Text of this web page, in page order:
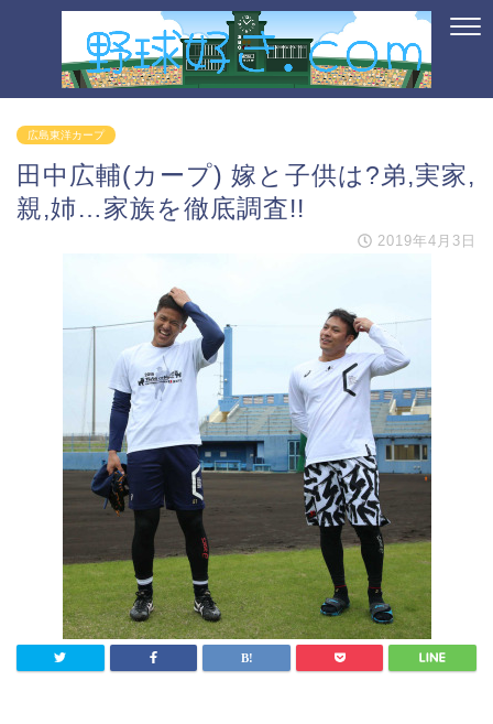
広島東洋カープ
田中広輔(カープ) 嫁と子供は?弟,実家,
親,姉…家族を徹底調査!!
2019年4月3日